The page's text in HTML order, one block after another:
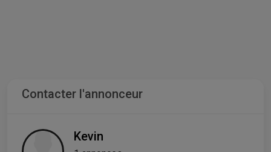
Contacter l'annonceur
Kevin